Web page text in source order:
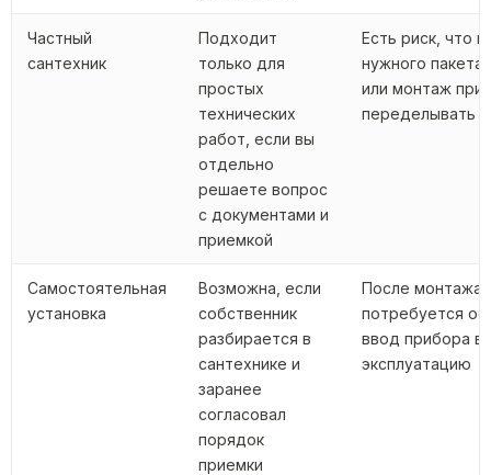
Частный
сантехник
Подходит
только для
простых
технических
работ, если вы
отдельно
решаете вопрос
с документами и
приемкой
Есть риск, что
нужного пакета
или монтаж
переделывать
Самостоятельная
установка
Возможна, если
собственник
разбирается в
сантехнике и
заранее
согласовал
порядок
приемки
После монтажа
потребуется
ввод прибора в
эксплуатацию